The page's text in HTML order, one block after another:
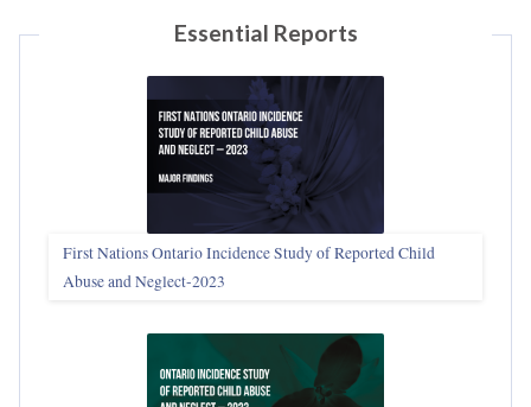
Essential Reports
First Nations Ontario Incidence Study of Reported Child
Abuse and Neglect‑2023